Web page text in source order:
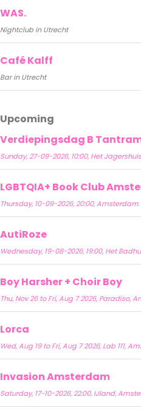
WAS.
Nightclub in Utrecht
Café Kalff
Bar in Utrecht
Upcoming
Verdiepingsdag B
Sunday, 27-09-2026, 10:00, Het
LGBTQIA+ Book Club
Thursday, 10-09-2026, 20:00, Amsterdam
AutiRoze
Wednesday, 19-08-2026, 19:00, Het
Boy Harsher + Choir Boy
Thu, Nov 26 to Fri, Aug 7 2026, Paradiso,
Lorca
Wed, Aug 19 to Fri, Aug 7 2026, Lab 111,
Invasion Amsterdam
Saturday, 17-10-2026, 22:00, IJland,